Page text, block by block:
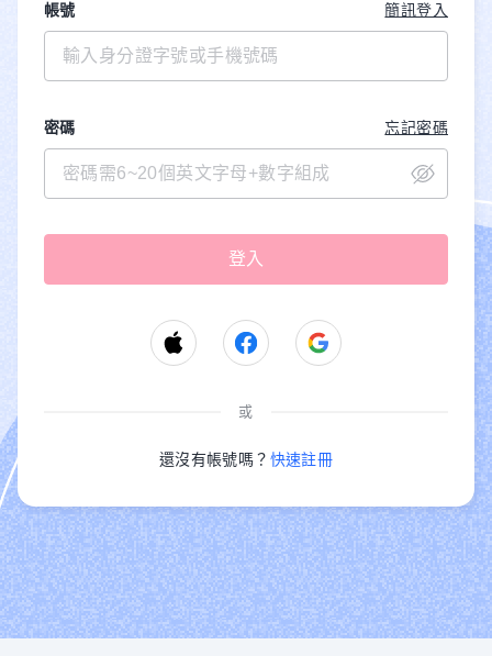
帳號 簡訊登入
密碼 忘記密碼
或
還沒有帳號嗎？ 快速註冊